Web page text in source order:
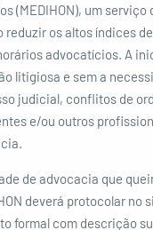
(MEDIHON), um serviço
reduzir os altos índices
advocatícios. A
litigiosa e sem a
judicial, conflitos de
e/ou outros
de advocacia que
deverá protocolar no
formal com descrição